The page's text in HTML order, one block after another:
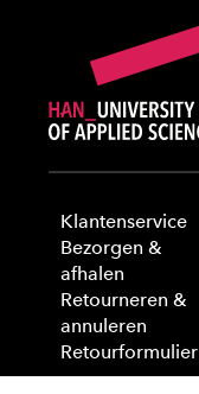
Klantenservice
Bezorgen &
afhalen
Retourneren &
annuleren
Retourformulier